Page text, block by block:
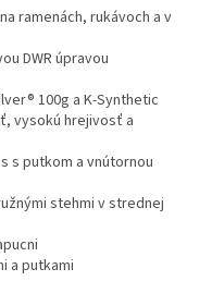
ramenách, rukávoch a v
DWR úpravou
100g a K-Synthetic
vysokú hrejivosť a
s putkom a vnútornou
stehmi v strednej
a putkami